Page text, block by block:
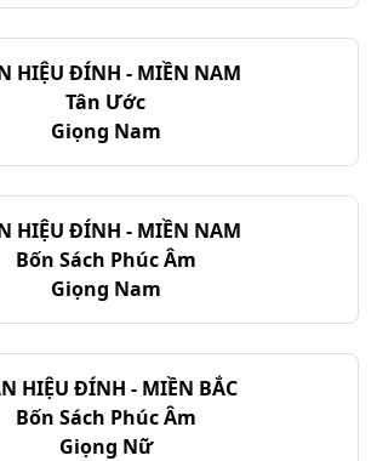
29
30
31
32
33
34
36
HIỆU ĐÍNH - MIỀN NAM
Tân Ước
Giọng Nam
HIỆU ĐÍNH - MIỀN NAM
Bốn Sách Phúc Âm
Giọng Nam
HIỆU ĐÍNH - MIỀN BẮC
Bốn Sách Phúc Âm
Giọng Nữ